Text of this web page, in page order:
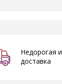
Недорогая
доставка